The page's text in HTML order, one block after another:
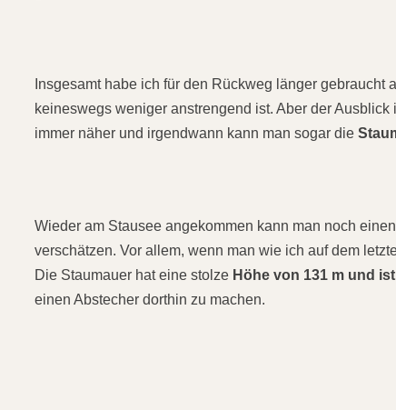
Insgesamt habe ich für den Rückweg länger
keineswegs weniger anstrengend ist. Aber der
immer näher und irgendwann kann man sogar die
Wieder am Stausee angekommen kann man noch
verschätzen. Vor allem, wenn man wie ich auf dem
Die Staumauer hat eine stolze Höhe von 131 m und
einen Abstecher dorthin zu machen.